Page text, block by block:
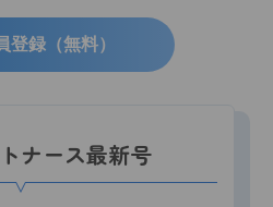
登録（無料）
ナース最新号